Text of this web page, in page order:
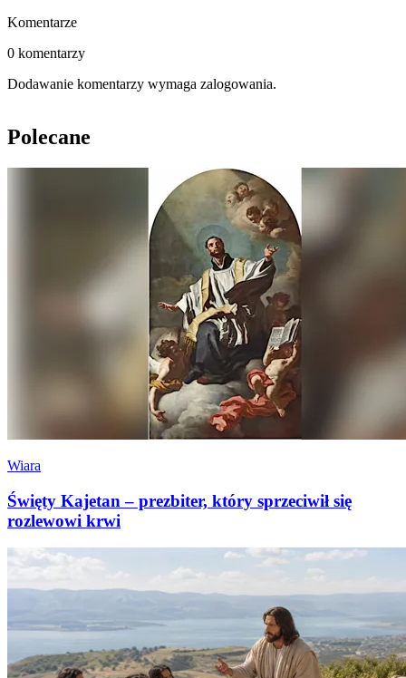
Komentarze
0 komentarzy
Dodawanie komentarzy wymaga zalogowania.
Polecane
Wiara
Święty Kajetan – prezbiter, który sprzeciwił się
rozlewowi krwi